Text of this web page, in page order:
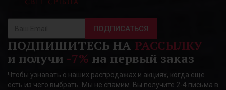
ПОДПИСАТЬСЯ
ПОДПИШИТЕСЬ НА РАССЫЛКУ
и получи -7% на первый заказ
Чтобы узнавать о наших распродажах и акциях, когда еще
есть из чего выбрать. Мы не спамим. Вы получите 2-4 письма в